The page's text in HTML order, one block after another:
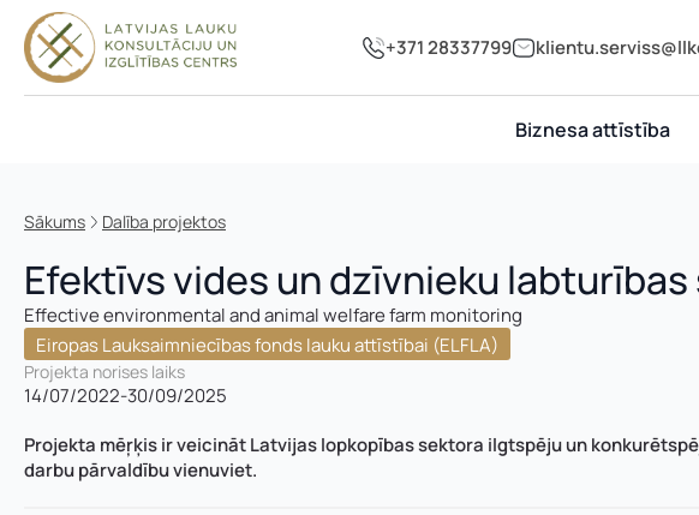
+371 28337799
Biznesa attīstība
Sākums Dalība projektos
Efektīvs vides un dzīvnieku
Effective environmental and animal welfare farm monitoring
Eiropas Lauksaimniecības fonds lauku attīstībai (ELFLA)
Projekta norises laiks
14/07/2022-30/09/2025
Projekta mēŗķis ir veicināt Latvijas lopkopības sektora ilgtspēju un
darbu pārvaldību vienuviet.